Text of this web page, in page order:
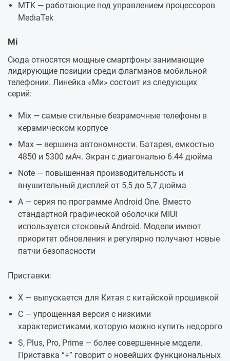
MTK — работающие под управлением процессоров
MediaTek
Mi
Сюда относятся мощные смартфоны занимающие
лидирующие позиции среди флагманов мобильной
телефонии. Линейка «Ми» состоит из следующих
серий:
Mix — самые стильные безрамочные телефоны в
керамическом корпусе
Max — вершина автономности. Батарея, емкостью
4850 и 5300 мАч. Экран с диагональю 6.44 дюйма
Note — повышенная производительность и
внушительный дисплей от 5,5 до 5,7 дюйма
A — серия по программе Android One. Вместо
стандартной графической оболочки MIUI
используется стоковый Android. Модели имеют
приоритет обновления и регулярно получают новые
патчи безопасности
Приставки:
Х — выпускается для Китая с китайской прошивкой
С — упрощенная версия с низкими
характеристиками, которую можно купить недорого
S, Plus, Pro, Prime — более совершенные модели.
Приставка “+” говорит о новейших функциональных